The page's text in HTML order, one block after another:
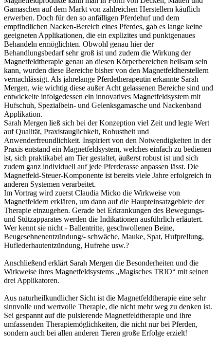
Gamaschen auf dem Markt von zahlreichen Herstellern käuflich
erwerben. Doch für den so anfälligen Pferdehuf und dem
empfindlichen Nacken-Bereich eines Pferdes, gab es lange keine
geeigneten Applikationen, die ein explizites und punktgenaues
Behandeln ermöglichten. Obwohl genau hier der
Behandlungsbedarf sehr groß ist und zudem die Wirkung der
Magnetfeldtherapie genau an diesen Körperbereichen heilsam sein
kann, wurden diese Bereiche bisher von den Magnetfeldherstellern
vernachlässigt. Als jahrelange Pferdetherapeutin erkannte Sarah
Mergen, wie wichtig diese außer Acht gelassenen Bereiche sind und
entwickelte infolgedessen ein innovatives Magnetfeldsystem mit
Hufschuh, Spezialbein- und Gelenksgamasche und Nackenband
Applikation.
Sarah Mergen ließ sich bei der Konzeption viel Zeit und legte Wert
auf Qualität, Praxistauglichkeit, Robustheit und
Anwenderfreundlichkeit. Inspiriert von den Notwendigkeiten in der
Praxis entstand ein Magnetfeldsystem, welches einfach zu bedienen
ist, sich praktikabel am Tier gestaltet, äußerst robust ist und sich
zudem ganz individuell auf jede Pferderasse anpassen lässt. Die
Magnetfeld-Steuer-Komponente ist bereits viele Jahre erfolgreich in
anderen Systemen verarbeitet.
Im Vortrag wird zuerst Claudia Micko die Wirkweise von
Magnetfeldern erklären, um dann auf die Haupteinsatzgebiete der
Therapie einzugehen. Gerade bei Erkrankungen des Bewegungs-
und Stützapparates werden die Indikationen ausführlich erläutert.
Wer kennt sie nicht - Ballentritte, geschwollenen Beine,
Beugesehnenentzündung/- schwäche, Mauke, Spat, Hufprellung,
Huflederhautentzündung, Hufrehe usw.?
Anschließend erklärt Sarah Mergen die Besonderheiten und die
Wirkweise ihres Magnetfeldsystems „Magisches TRIO“ mit seinen
drei Applikatoren.
Aus naturheilkundlicher Sicht ist die Magnetfeldtherapie eine sehr
sinnvolle und wertvolle Therapie, die nicht mehr weg zu denken ist.
Sei gespannt auf die pulsierende Magnetfeldtherapie und ihre
umfassenden Therapiemöglichkeiten, die nicht nur bei Pferden,
sondern auch bei allen anderen Tieren große Erfolge erzielt!